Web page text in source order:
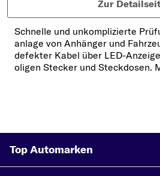
Zur
Schnelle und unkomplizierte
anlage von Anhänger und
defekter Kabel über LED-
oligen Stecker und Steckdosen.
Top Automarken